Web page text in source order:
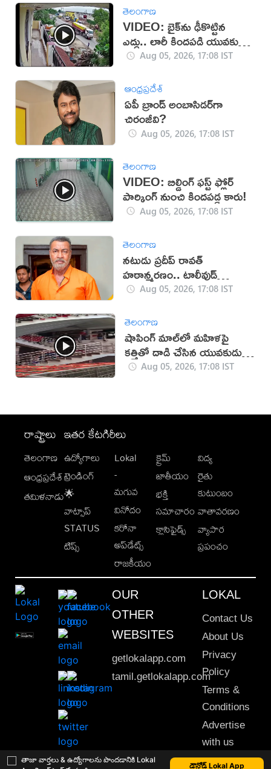
తాజా వార్తలు & ఉద్యోగాలను పొందడానికి Lokal
డౌన్లోడ్ Lokal App
తెలంగాణ
VIDEO: బైక్‌ను ఢీకొట్టిన
ఎద్దు.. లారీ కిందపడి యువకుడు
మృతి!Aug 05, 2026, 17:08 IST
ఆంధ్రప్రదేశ్
ఏపీ బ్రాండ్ అంబాసిడర్‌గా
చిరంజీవి?
Aug 05, 2026, 17:08 IST
తెలంగాణ
VIDEO: బిల్డింగ్ ఫస్ట్ ఫ్లోర్
పార్కింగ్ నుంచి కిందపడ్డ కారు!
Aug 05, 2026, 17:08 IST
తెలంగాణ
నటుడు ప్రదీప్ రావత్
హఠాన్మరణం.. టాలీవుడ్
స్పందనపై విమర్శలు
Aug 05, 2026, 17:08 IST
తెలంగాణ
షాపింగ్ మాల్‌లో మహిళపై
కత్తితో దాడి చేసిన యువకుడు
(వీడియో)
Aug 05, 2026, 17:08 IST
రాష్ట్రాలు
తెలంగాణ
ఆంధ్రప్రదేశ్
తమిళనాడు
ఇతర కేటగిరీలు
ఉద్యోగాలు
ట్రెండింగ్
🌟
వాట్సాప్
STATUS
టిప్స్
Lokal
-
మగువ
వినోదం
కరోనా
అప్‌డేట్స్
రాజకీయం
క్రైమ్
జాతీయం
భక్తి
సమాచారం
క్లాసిఫైడ్స్
విద్య
రైతు
కుటుంబం
వాతావరణం
వ్యాపార
ప్రపంచం
OUR
OTHER
WEBSITES
getlokalapp.com
tamil.getlokalapp.com
LOKAL
Contact Us
About Us
Privacy
Policy
Terms &
Conditions
Advertise
with us
Sitemap